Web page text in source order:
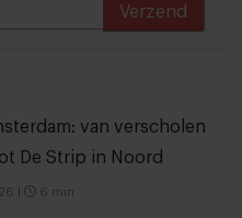
Verzend
van verscholen
De Strip in Noord
6 min